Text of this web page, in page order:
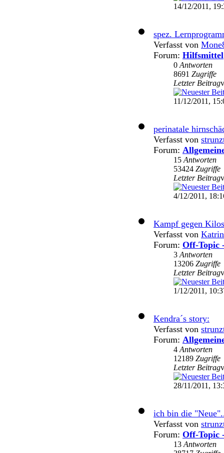
14/12/2011,
spez.
Verfasst von
Forum: Hilfsmittel
0 Antworten
8691 Zugriffe
Letzter Beitrag
11/12/2011,
perinatale
Verfasst von
Forum:
15 Antworten
53424 Zugriffe
Letzter Beitrag
4/12/2011,
Kampf gegen
Verfasst von
Forum: Off-Topic
3 Antworten
13206 Zugriffe
Letzter Beitrag
1/12/2011,
Kendra´s story:
Verfasst von
Forum:
4 Antworten
12189 Zugriffe
Letzter Beitrag
28/11/2011,
ich bin die
Verfasst von
Forum: Off-Topic
13 Antworten